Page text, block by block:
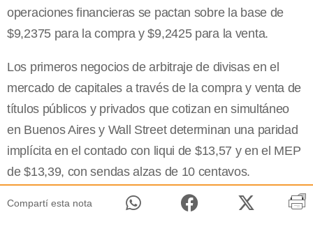
operaciones financieras se pactan sobre la base de
$9,2375 para la compra y $9,2425 para la venta.
Los primeros negocios de arbitraje de divisas en el
mercado de capitales a través de la compra y venta de
títulos públicos y privados que cotizan en simultáneo
en Buenos Aires y Wall Street determinan una paridad
implícita en el contado con liqui de $13,57 y en el MEP
de $13,39, con sendas alzas de 10 centavos.
Compartí esta nota